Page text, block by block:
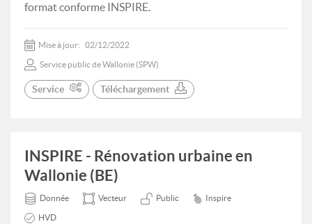
format conforme INSPIRE.
Mise à jour: 02/12/2022
Service public de Wallonie (SPW)
Service Téléchargement
INSPIRE - Rénovation urbaine en
Wallonie (BE)
Donnée Vecteur Public Inspire
HVD